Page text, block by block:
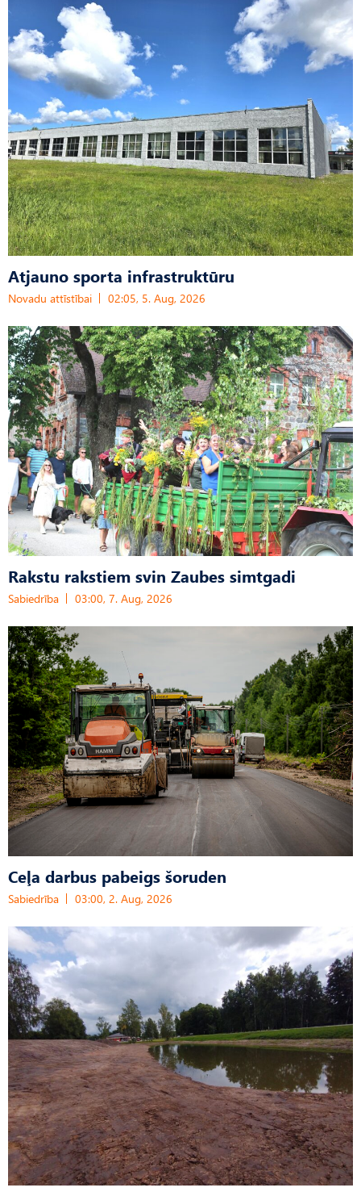
Atjauno sporta infrastruktūru
Novadu attīstībai 02:05, 5. Aug, 2026
Rakstu rakstiem svin Zaubes simtgadi
Sabiedrība 03:00, 7. Aug, 2026
Ceļa darbus pabeigs šoruden
Sabiedrība 03:00, 2. Aug, 2026